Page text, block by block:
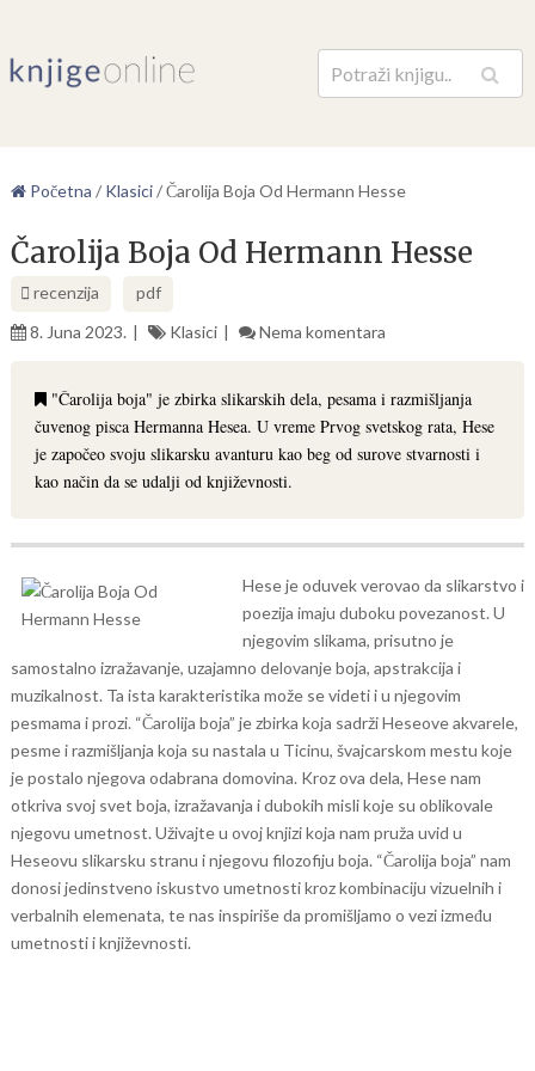
Pretraga
Početna / Klasici/Čarolija Boja Od Hermann Hesse
Čarolija Boja Od Hermann Hesse
recenzija
pdf
8. Juna 2023.
Klasici Nema komentara
"Čarolija boja" je zbirka slikarskih dela, pesama i razmišljanja
čuvenog pisca Hermanna Hesea. U vreme Prvog svetskog rata, Hese
je započeo svoju slikarsku avanturu kao beg od surove stvarnosti i
kao način da se udalji od književnosti.
Hese je oduvek verovao da slikarstvo i
poezija imaju duboku povezanost. U
njegovim slikama, prisutno je
samostalno izražavanje, uzajamno delovanje boja, apstrakcija i
muzikalnost. Ta ista karakteristika može se videti i u njegovim
pesmama i prozi. “Čarolija boja” je zbirka koja sadrži Heseove akvarele,
pesme i razmišljanja koja su nastala u Ticinu, švajcarskom mestu koje
je postalo njegova odabrana domovina. Kroz ova dela, Hese nam
otkriva svoj svet boja, izražavanja i dubokih misli koje su oblikovale
njegovu umetnost. Uživajte u ovoj knjizi koja nam pruža uvid u
Heseovu slikarsku stranu i njegovu filozofiju boja. “Čarolija boja” nam
donosi jedinstveno iskustvo umetnosti kroz kombinaciju vizuelnih i
verbalnih elemenata, te nas inspiriše da promišljamo o vezi između
umetnosti i književnosti.